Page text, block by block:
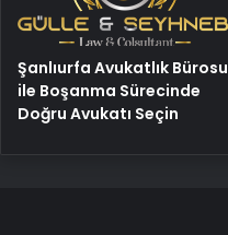
Şanlıurfa Avukatlık Bürosu
ile Boşanma Sürecinde
Doğru Avukatı Seçin